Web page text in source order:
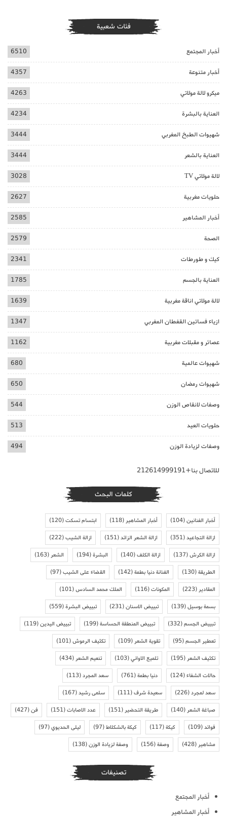
فئات شعبية
أخبار المجتمع 6510
أخبار متنوعة 4357
ميكرو لالة مولاتي 4263
العناية بالبشرة 4234
شهيوات الطبخ المغربي 3444
العناية بالشعر 3444
لالة مولاتي TV 3028
حلويات مغربية 2627
أخبار المشاهير 2585
الصحة 2579
كيك و طورطات 2341
العناية بالجسم 1785
لالة مولاتي اناقة مغربية 1639
ازياء فساتين القفطان المغربي 1347
عصائر و مقبلات مغربية 1162
شهيوات عالمية 680
شهيوات رمضان 650
وصفات لانقاص الوزن 544
حلويات العيد 513
وصفات لزيادة الوزن 494
للاتصال بنا+212614999191
كلمات البحث
أخبار الفنانين(104) أخبار المشاهير(118) ابتسام تسكت(120)
ازالة التجاعيد(351) ازالة الشعر الزائد(151) ازالة الشيب(222)
ازالة الكرش(137) ازالة الكلف(140) البشرة(194) الشعر(163)
الطريقة(130) الفنانة دنيا بطمة(142) القضاء على الشيب(97)
المقادير(223) المكونات(116) الملك محمد السادس(101)
بسمة بوسيل(139) تبييض الاسنان(231) تبييض البشرة(559)
تبييض الجسم(332) تبييض المنطقة الحساسة(199) تبييض اليدين(119)
تعطير الجسم(95) تقوية الشعر(109) تكثيف الرموش(101)
تكثيف الشعر(195) تلميع الاواني(103) تنعيم الشعر(434)
حالات الشفاء(124) دنيا بطمة(761) سعد المجرد(113)
سعد لمجرد(226) سعيدة شرف(111) سلمى رشيد(167)
صباغة الشعر(140) طريقة التحضير(151) عدد الاصابات(151) فن(427)
فوائد(109) كيكة(117) كيكة بالشكلاط(97) ليلى الحديوي(97)
مشاهير(428) وصفة(156) وصفة لزيادة الوزن(138)
تصنيفات
أخبار المجتمع
أخبار المشاهير